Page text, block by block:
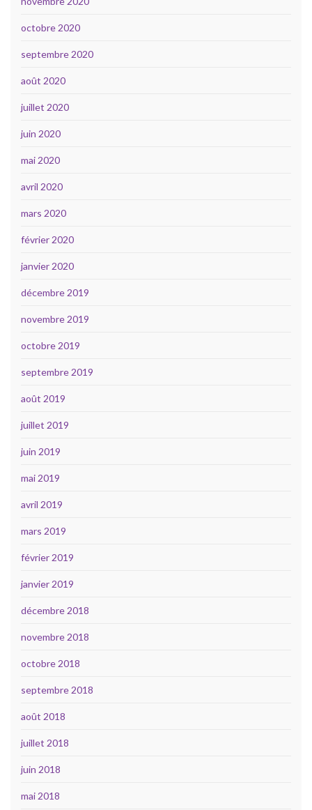
octobre 2020
septembre 2020
août 2020
juillet 2020
juin 2020
mai 2020
avril 2020
mars 2020
février 2020
janvier 2020
décembre 2019
novembre 2019
octobre 2019
septembre 2019
août 2019
juillet 2019
juin 2019
mai 2019
avril 2019
mars 2019
février 2019
janvier 2019
décembre 2018
novembre 2018
octobre 2018
septembre 2018
août 2018
juillet 2018
juin 2018
mai 2018